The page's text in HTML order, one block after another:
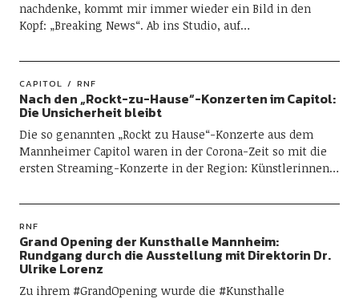
nachdenke, kommt mir immer wieder ein Bild in den
Kopf: „Breaking News“. Ab ins Studio, auf…
CAPITOL RNF
Nach den „Rockt-zu-Hause“-Konzerten im Capitol:
Die Unsicherheit bleibt
Die so genannten „Rockt zu Hause“-Konzerte aus dem
Mannheimer Capitol waren in der Corona-Zeit so mit die
ersten Streaming-Konzerte in der Region: Künstlerinnen…
RNF
Grand Opening der Kunsthalle Mannheim:
Rundgang durch die Ausstellung mit Direktorin Dr.
Ulrike Lorenz
Zu ihrem #GrandOpening wurde die #Kunsthalle